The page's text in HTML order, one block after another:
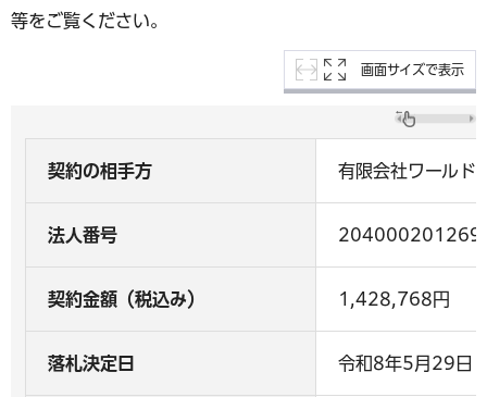
等をご覧ください。
画面サイズで表示
契約の相手方 有限会社ワールド
法人番号
契約金額（税込み） 1,428,768円
落札決定日 令和8年5月29日